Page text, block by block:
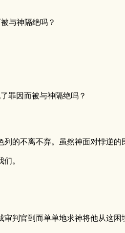
与神隔绝吗？
罪因而被与神隔绝吗？
的不离不弃。虽然神面对悖逆
。
判官到而单单地求神将他从这困